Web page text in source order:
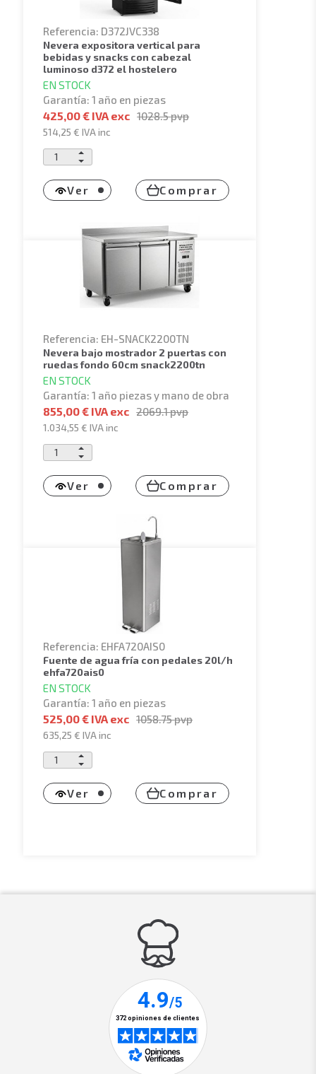
Referencia: D372JVC338
nevera expositora vertical para
bebidas y snacks con cabezal
luminoso d372 el hostelero
EN STOCK
Garantía: 1 año en piezas
425,00 € IVA exc 1028.5pvp
514,25 €IVA inc
Ver Comprar
Referencia: EH-SNACK2200TN
nevera bajo mostrador 2 puertas con
ruedas fondo 60cm snack2200tn
EN STOCK
Garantía: 1 año piezas y mano de obra
855,00 € IVA exc 2069.1pvp
1.034,55 €IVA inc
Ver Comprar
Referencia: EHFA720AIS0
fuente de agua fría con pedales 20l/h
ehfa720ais0
EN STOCK
Garantía: 1 año en piezas
525,00 € IVA exc 1058.75pvp
635,25 €IVA inc
Ver Comprar